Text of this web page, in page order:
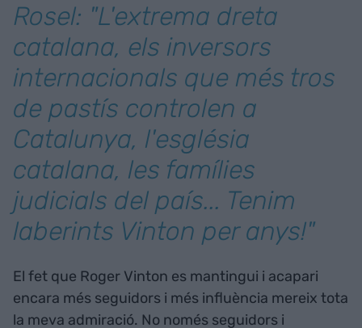
Rosel: "L'extrema dreta
catalana, els inversors
internacionals que més tros
de pastís controlen a
Catalunya, l'església
catalana, les famílies
judicials del país... Tenim
laberints Vinton per anys!"
El fet que Roger Vinton es mantingui i acapari
encara més seguidors i més influència mereix tota
la meva admiració. No només seguidors i